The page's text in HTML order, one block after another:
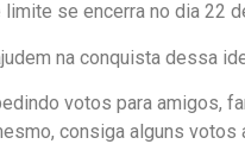
se encerra no dia 22
na conquista dessa
votos para amigos,
consiga alguns